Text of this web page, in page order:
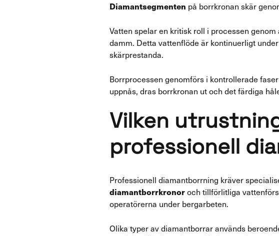
Diamantsegmenten på borrkronan skär
Vatten spelar en kritisk roll i processen
damm. Detta vattenflöde är kontinuerligt
skärprestanda.
Borrprocessen genomförs i kontrollerade
uppnås, dras borrkronan ut och det färdiga
Vilken
professionell
Professionell diamantborrning kräver
diamantborrkronoroch tillförlitliga
operatörerna under bergarbeten.
Olika typer av diamantborrar används